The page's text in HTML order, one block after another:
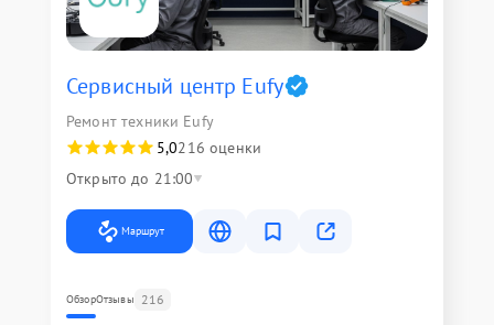
Сервисный центр Eufy
Ремонт техники Eufy
5,0216 оценки
Открыто до 21:00
Маршрут
ОбзорОтзывы 216